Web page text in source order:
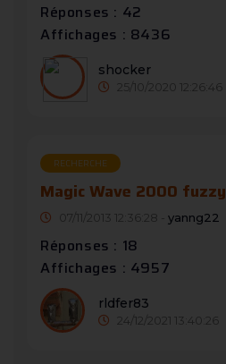
Réponses : 42
Affichages : 8436
shocker
25/10/2020 12:26:46
RECHERCHE
Magic Wave 2000 fuzzy
07/11/2013 12:36:28 - yanng22
Réponses : 18
Affichages : 4957
rldfer83
24/12/2021 13:40:26